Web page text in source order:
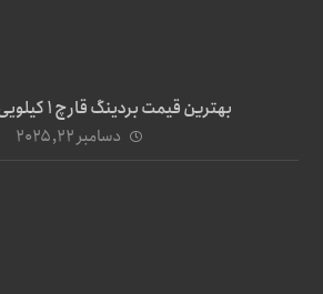
بهترین قیمت بردینگ قارچ 1 کیلویی در آذر ۱۴۰۴
دسامبر ۲۲, ۲۰۲۵